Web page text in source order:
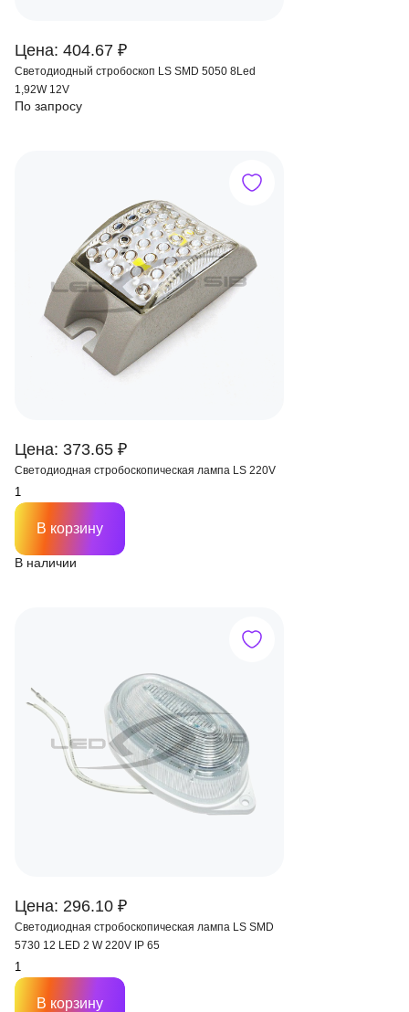
Цена: 404.67 ₽
Светодиодный стробоскоп LS SMD 5050 8Led
1,92W 12V
По запросу
Цена: 373.65 ₽
Светодиодная стробоскопическая лампа LS 220V
В наличии
В корзину
Цена: 296.10 ₽
Светодиодная стробоскопическая лампа LS SMD
5730 12 LED 2 W 220V IP 65
В корзину